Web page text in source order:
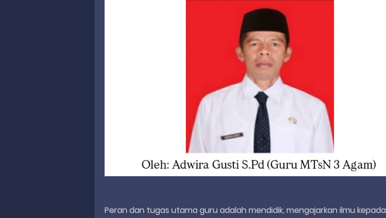
Peran dan tugas utama guru adalah mendidik, mengajarkan ilmu kepada